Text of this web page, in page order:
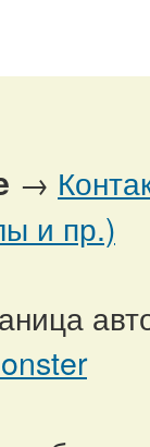
→
и пр.)